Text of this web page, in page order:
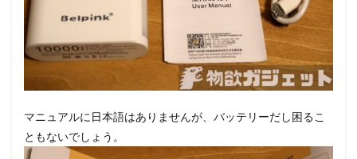
マニュアルに日本語はありませんが、バッテリーだし困るこ
ともないでしょう。